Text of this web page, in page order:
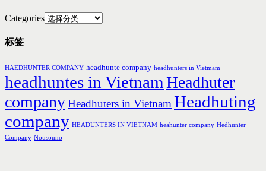
Categories
标签
HAEDHUNTER COMPANY headhunte company headhunters in Vietmam
headhuntes in VietnamHeadhuter
companyHeadhuters in Vietnam Headhuting
company HEADUNTERS IN VIETNAM heahunter company Hedhunter
Company Nousouno